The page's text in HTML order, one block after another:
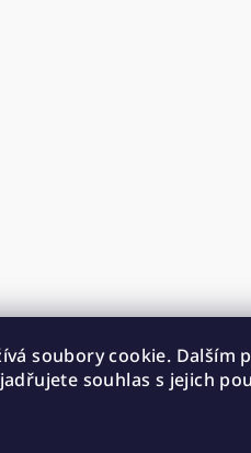
soubory cookie. Dalším
souhlas s jejich